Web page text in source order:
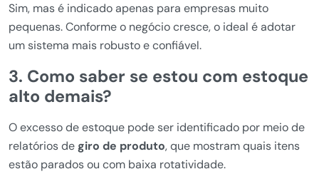
Sim, mas é indicado apenas para empresas muito
pequenas. Conforme o negócio cresce, o ideal é adotar
um sistema mais robusto e confiável.
3. Como saber se estou com estoque
alto demais?
O excesso de estoque pode ser identificado por meio de
relatórios de giro de produto, que mostram quais itens
estão parados ou com baixa rotatividade.